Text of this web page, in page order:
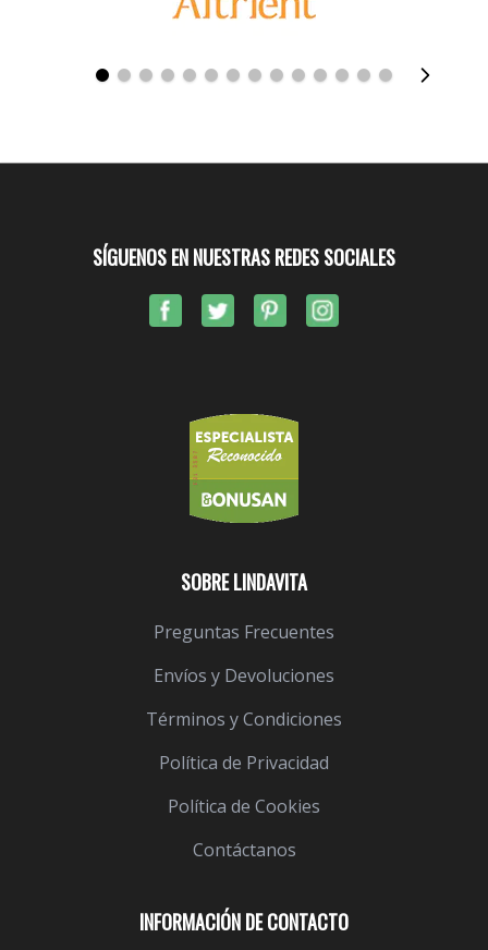
INFORMACIÓN DE CONTACTO
SOBRE LINDAVITA
Preguntas Frecuentes
Envíos y Devoluciones
Términos y Condiciones
Política de Privacidad
Política de Cookies
Contáctanos
SÍGUENOS EN NUESTRAS REDES SOCIALES